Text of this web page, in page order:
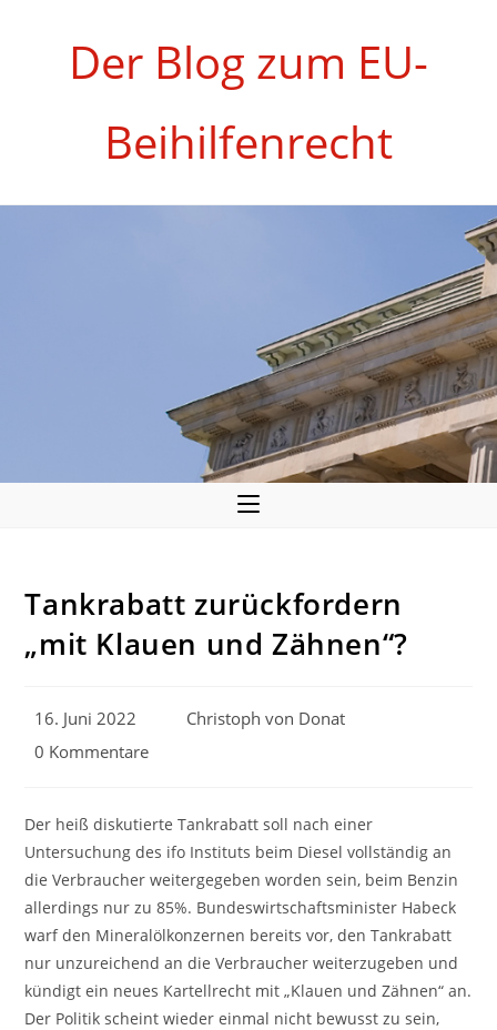
Der Blog zum EU-
Beihilfenrecht
Tankrabatt zurückfordern
„mit Klauen und Zähnen“?
Beitrag
16. Juni 2022
Beitrags-
Christoph von Donat
Beitrags-
0 Kommentare
Der heiß diskutierte Tankrabatt soll nach einer
Untersuchung des ifo Instituts beim Diesel vollständig an
die Verbraucher weitergegeben worden sein, beim Benzin
allerdings nur zu 85%. Bundeswirtschaftsminister Habeck
warf den Mineralölkonzernen bereits vor, den Tankrabatt
nur unzureichend an die Verbraucher weiterzugeben und
kündigt ein neues Kartellrecht mit „Klauen und Zähnen“ an.
Der Politik scheint wieder einmal nicht bewusst zu sein,